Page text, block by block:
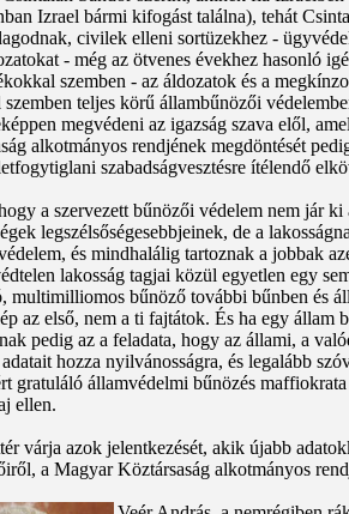
Izrael bármi kifogást találna), tehát
civilek elleni sortüzekhez -
- még az ötvenes évekhez hasonló
szemben - az áldozatok és a
szemben teljes körű állambűnözői
megvédeni az igazság szava elől,
alkotmányos rendjének megdöntését
szabadságvesztésre ítélendő
a szervezett bűnözői védelem nem jár
legszélsőségesebbjeinek, de a
és mindhalálig tartoznak a jobbak
lakosság tagjai közül egyetlen egy
multimilliomos bűnöző további bűnben és
az első, nem a ti fajtátok. És ha egy
pedig az a feladata, hogy az állami, a
hozza nyilvánosságra, és legalább
gratuláló államvédelmi bűnözés
ellen.
várja azok jelentkezését, akik újabb
a Magyar Köztársaság alkotmányos